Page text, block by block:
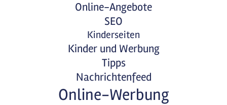
Online-Angebote
SEO
Kinderseiten
Kinder und Werbung
Tipps
Nachrichtenfeed
Online-Werbung